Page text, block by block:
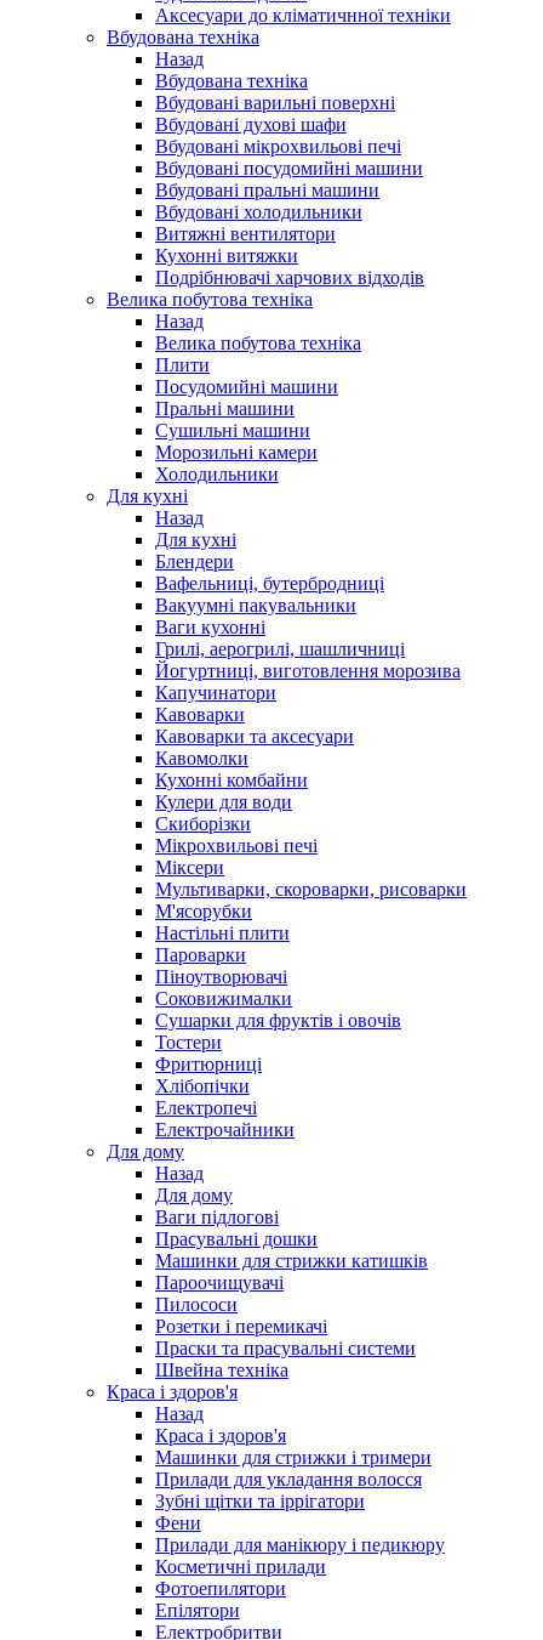
Аксесуари до кліматичнної техніки
Вбудована техніка
Назад
Вбудована техніка
Вбудовані варильні поверхні
Вбудовані духові шафи
Вбудовані мікрохвильові печі
Вбудовані посудомийні машини
Вбудовані пральні машини
Вбудовані холодильники
Витяжні вентилятори
Кухонні витяжки
Подрібнювачі харчових відходів
Велика побутова техніка
Назад
Велика побутова техніка
Плити
Посудомийні машини
Пральні машини
Сушильні машини
Морозильні камери
Холодильники
Для кухні
Назад
Для кухні
Блендери
Вафельниці, бутербродниці
Вакуумні пакувальники
Ваги кухонні
Грилі, аерогрилі, шашличниці
Йогуртниці, виготовлення морозива
Капучинатори
Кавоварки
Кавоварки та аксесуари
Кавомолки
Кухонні комбайни
Кулери для води
Скиборізки
Мікрохвильові печі
Міксери
Мультиварки, скороварки, рисоварки
М'ясорубки
Настільні плити
Пароварки
Піноутворювачі
Соковижималки
Сушарки для фруктів і овочів
Тостери
Фритюрниці
Хлібопічки
Електропечі
Електрочайники
Для дому
Назад
Для дому
Ваги підлогові
Прасувальні дошки
Машинки для стрижки катишків
Пароочищувачі
Пилососи
Розетки і перемикачі
Праски та прасувальні системи
Швейна техніка
Краса і здоров'я
Назад
Краса і здоров'я
Машинки для стрижки і тримери
Прилади для укладання волосся
Зубні щітки та іррігатори
Фени
Прилади для манікюру і педикюру
Косметичні прилади
Фотоепилятори
Епілятори
Електробритви